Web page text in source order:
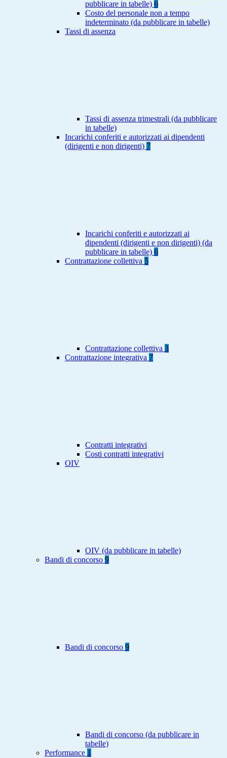
pubblicare in tabelle) 6
Costo del personale non a tempo
indeterminato (da pubblicare in tabelle)
Tassi di assenza
Tassi di assenza trimestrali (da pubblicare
in tabelle)
Incarichi conferiti e autorizzati ai dipendenti
(dirigenti e non dirigenti) 7
Incarichi conferiti e autorizzati ai
dipendenti (dirigenti e non dirigenti) (da
pubblicare in tabelle) 6
Contrattazione collettiva 5
Contrattazione collettiva 3
Contrattazione integrativa 7
Contratti integrativi
Costi contratti integrativi
OIV
OIV (da pubblicare in tabelle)
Bandi di concorso 9
Bandi di concorso 9
Bandi di concorso (da pubblicare in
tabelle)
Performance 1